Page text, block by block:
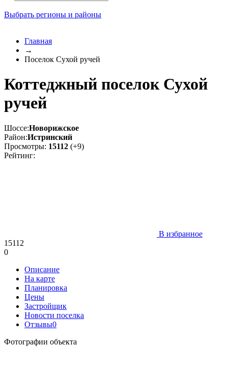
Выбрать регионы и районы
Главная
→
Поселок Сухой ручей
Коттеджный поселок Сухой
ручей
Шоссе:Новорижское
Район:Истринский
Просмотры: 15112 (+9)
Рейтинг:
В избранное
15112
0
Описание
На карте
Планировка
Цены
Застройщик
Новости поселка
Отзывы0
Фотографии объекта